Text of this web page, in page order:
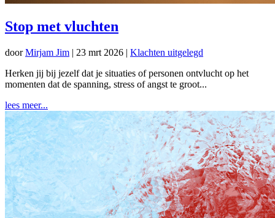
Stop met vluchten
doorMirjam Jim | 23 mrt 2026 | Klachten uitgelegd
Herken jij bij jezelf dat je situaties of personen ontvlucht op het
momenten dat de spanning, stress of angst te groot...
lees meer...